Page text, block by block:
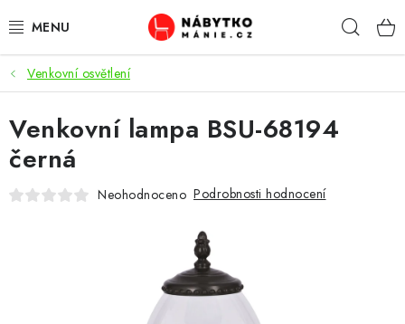
na
OBÝVACÍ POKOJ
KUCHYŇ A JÍDELNA
LOŽNICE
Venkovní osvětlení
Venkovní lampa BSU-68194
černá
Neohodnoceno Podrobnosti hodnocení